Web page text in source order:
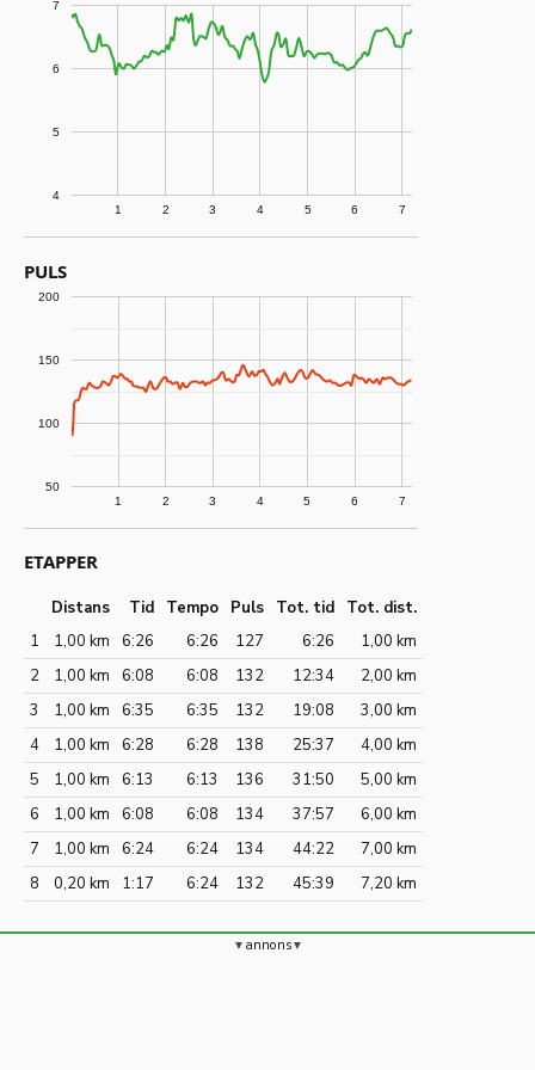
1 2 3 4 5 6 7
4
5
6
7
PULS
1 2 3 4 5 6 7
50
100
150
200
ETAPPER
Distans Tid Tempo Puls Tot. tid
Tot. dist.
1
1,00 km 6:26 6:26 127 6:26
1,00 km
2
1,00 km 6:08 6:08 132 12:34
2,00 km
3
1,00 km 6:35 6:35 132 19:08
3,00 km
4
1,00 km 6:28 6:28 138 25:37
4,00 km
5
1,00 km 6:13 6:13 136 31:50
5,00 km
6
1,00 km 6:08 6:08 134 37:57
6,00 km
7
1,00 km 6:24 6:24 134 44:22
7,00 km
8
0,20 km 1:17 6:24 132 45:39 7,20 km
annons